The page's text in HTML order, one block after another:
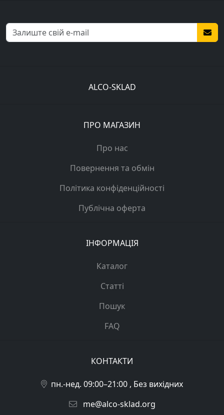
ALCO-SKLAD
ПРО МАГАЗИН
Про нас
Повернення та обмін
Політика конфіденційності
Публічна оферта
ІНФОРМАЦІЯ
Каталог
Статті
Пошук
FAQ
КОНТАКТИ
пн.-нед. 09:00–21:00 , Без вихідних
me@alco-sklad.org